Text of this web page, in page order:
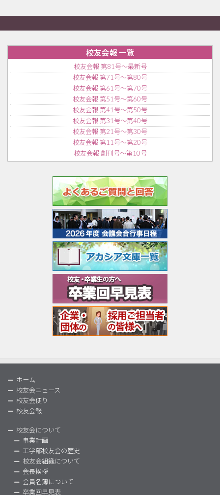
校友会報 一覧
校友会報 第81号〜最新号
校友会報 第71号〜第80号
校友会報 第61号〜第70号
校友会報 第51号〜第60号
校友会報 第41号〜第50号
校友会報 第31号〜第40号
校友会報 第21号〜第30号
校友会報 第11号〜第20号
校友会報 創刊号〜第10号
ホーム
校友会ニュース
校友会便り
校友会報
校友会について
事業計画
工学部校友会の歴史
校友会組織について
会長挨拶
会員名簿について
卒業回早見表